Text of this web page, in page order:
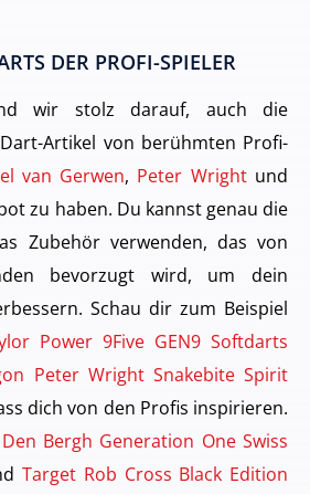
DER PROFI-SPIELER
wir stolz darauf, auch die
Artikel von berühmten Profi-
van Gerwen, Peter Wrightund
zu haben. Du kannst genau die
Zubehör verwenden, das von
bevorzugt wird, um dein
Schau dir zum Beispiel
Power 9Five GEN9 Softdarts
Peter Wright Snakebite Spirit
dich von den Profis inspirieren.
Bergh Generation One Swiss
Target Rob Cross Black Edition